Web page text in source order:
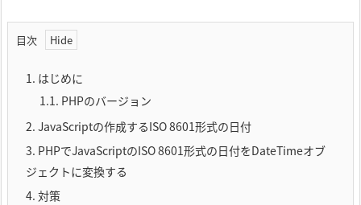
目次
1. はじめに
1.1. PHPのバージョン
2. JavaScriptの作成するISO 8601形式の日付
3. PHPでJavaScriptのISO 8601形式の日付をDateTimeオブ
ジェクトに変換する
4. 対策